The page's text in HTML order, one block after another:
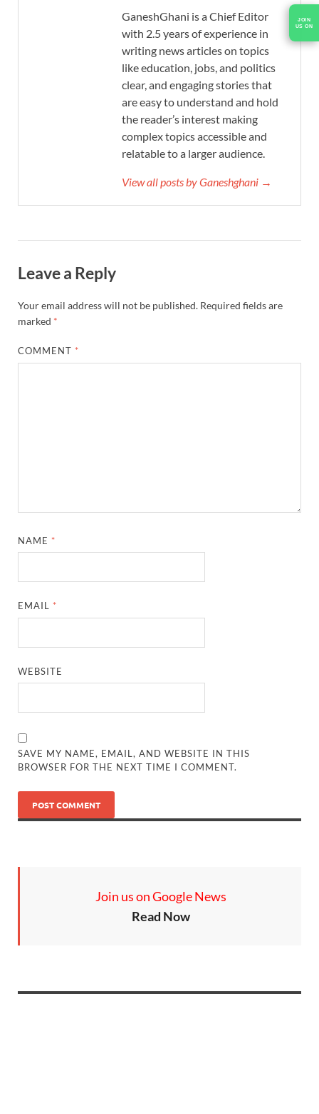
GaneshGhani is a Chief Editor
with 2.5 years of experience in
writing news articles on topics
like education, jobs, and politics
clear, and engaging stories that
are easy to understand and hold
the reader’s interest making
complex topics accessible and
relatable to a larger audience.
View all posts by Ganeshghani →
Leave a Reply
Your email address will not be published. Required fields are
marked *
COMMENT *
NAME *
EMAIL *
WEBSITE
SAVE MY NAME, EMAIL, AND WEBSITE IN THIS
BROWSER FOR THE NEXT TIME I COMMENT.
Join us on Google News
Read Now